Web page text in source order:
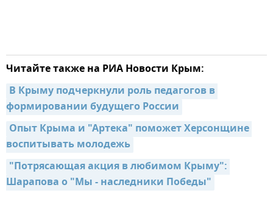
Читайте также на РИА Новости Крым:
В Крыму подчеркнули роль педагогов в
формировании будущего России
Опыт Крыма и "Артека" поможет Херсонщине
воспитывать молодежь
"Потрясающая акция в любимом Крыму":
Шарапова о "Мы - наследники Победы"